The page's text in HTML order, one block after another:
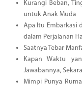
Kurangi Beban,
untuk Anak Muda
Apa Itu Embarkasi
dalam Perjalanan
Saatnya Tebar
Kapan Waktu
Jawabannya,
Mimpi Punya